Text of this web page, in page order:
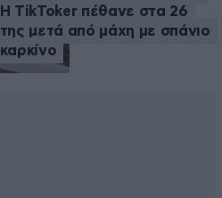
Η TikToker πέθανε στα 26
της μετά από μάχη με σπάνιο
καρκίνο